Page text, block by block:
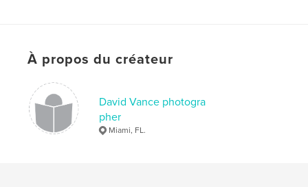
À propos du créateur
David Vance photogra
pher
Miami, FL.